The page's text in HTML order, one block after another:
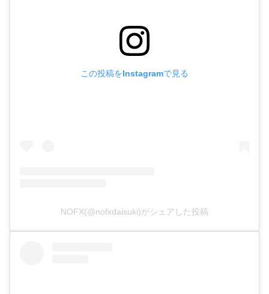
この投稿をInstagramで見る
NOFX(@nofxdaisuki)がシェアした投稿